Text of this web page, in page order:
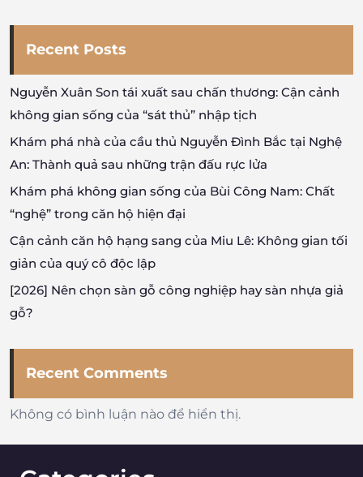
Recent Posts
Nguyễn Xuân Son tái xuất sau chấn thương: Cận cảnh
không gian sống của “sát thủ” nhập tịch
Khám phá nhà của cầu thủ Nguyễn Đình Bắc tại Nghệ
An: Thành quả sau những trận đấu rực lửa
Khám phá không gian sống của Bùi Công Nam: Chất
“nghệ” trong căn hộ hiện đại
Cận cảnh căn hộ hạng sang của Miu Lê: Không gian tối
giản của quý cô độc lập
[2026] Nên chọn sàn gỗ công nghiệp hay sàn nhựa giả
gỗ?
Recent Comments
Không có bình luận nào để hiển thị.